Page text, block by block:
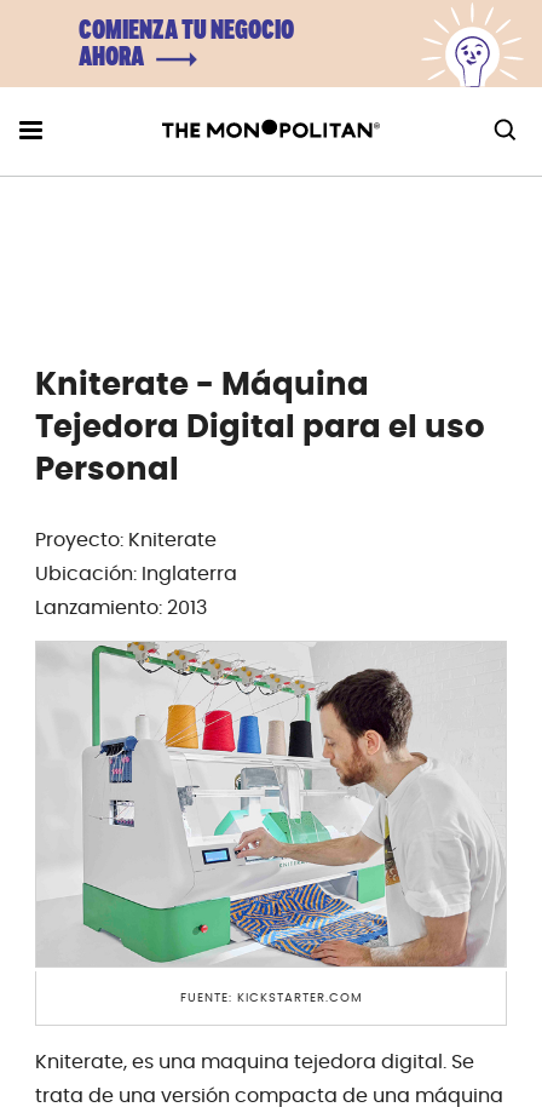
COMIENZA TU NEGOCIO
AHORA
Kniterate - Máquina
Tejedora Digital para el uso
Personal
Proyecto: Kniterate
Ubicación: Inglaterra
Lanzamiento: 2013
FUENTE: KICKSTARTER.COM
Kniterate, es una maquina tejedora digital. Se
trata de una versión compacta de una máquina